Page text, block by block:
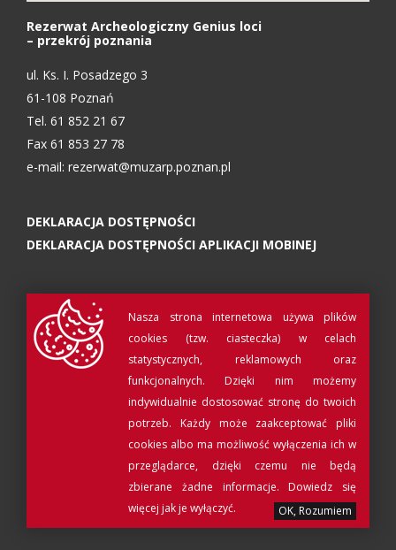
Rezerwat Archeologiczny Genius loci
– przekrój poznania
ul. Ks. I. Posadzego 3
61-108 Poznań
Tel. 61 852 21 67
Fax 61 853 27 78
e-mail: rezerwat@muzarp.poznan.pl
DEKLARACJA DOSTĘPNOŚCI
DEKLARACJA DOSTĘPNOŚCI APLIKACJI MOBINEJ
© Muzeum Archeologiczne w Poznaniu 2017
Projekt i realizacja:QRtag
Nasza strona internetowa używa plików
cookies (tzw. ciasteczka) w celach
statystycznych, reklamowych oraz
funkcjonalnych. Dzięki nim możemy
indywidualnie dostosować stronę do twoich
potrzeb. Każdy może zaakceptować pliki
cookies albo ma możliwość wyłączenia ich w
przeglądarce, dzięki czemu nie będą
zbierane żadne informacje. Dowiedz się
więcej jak je wyłączyć.
OK, Rozumiem